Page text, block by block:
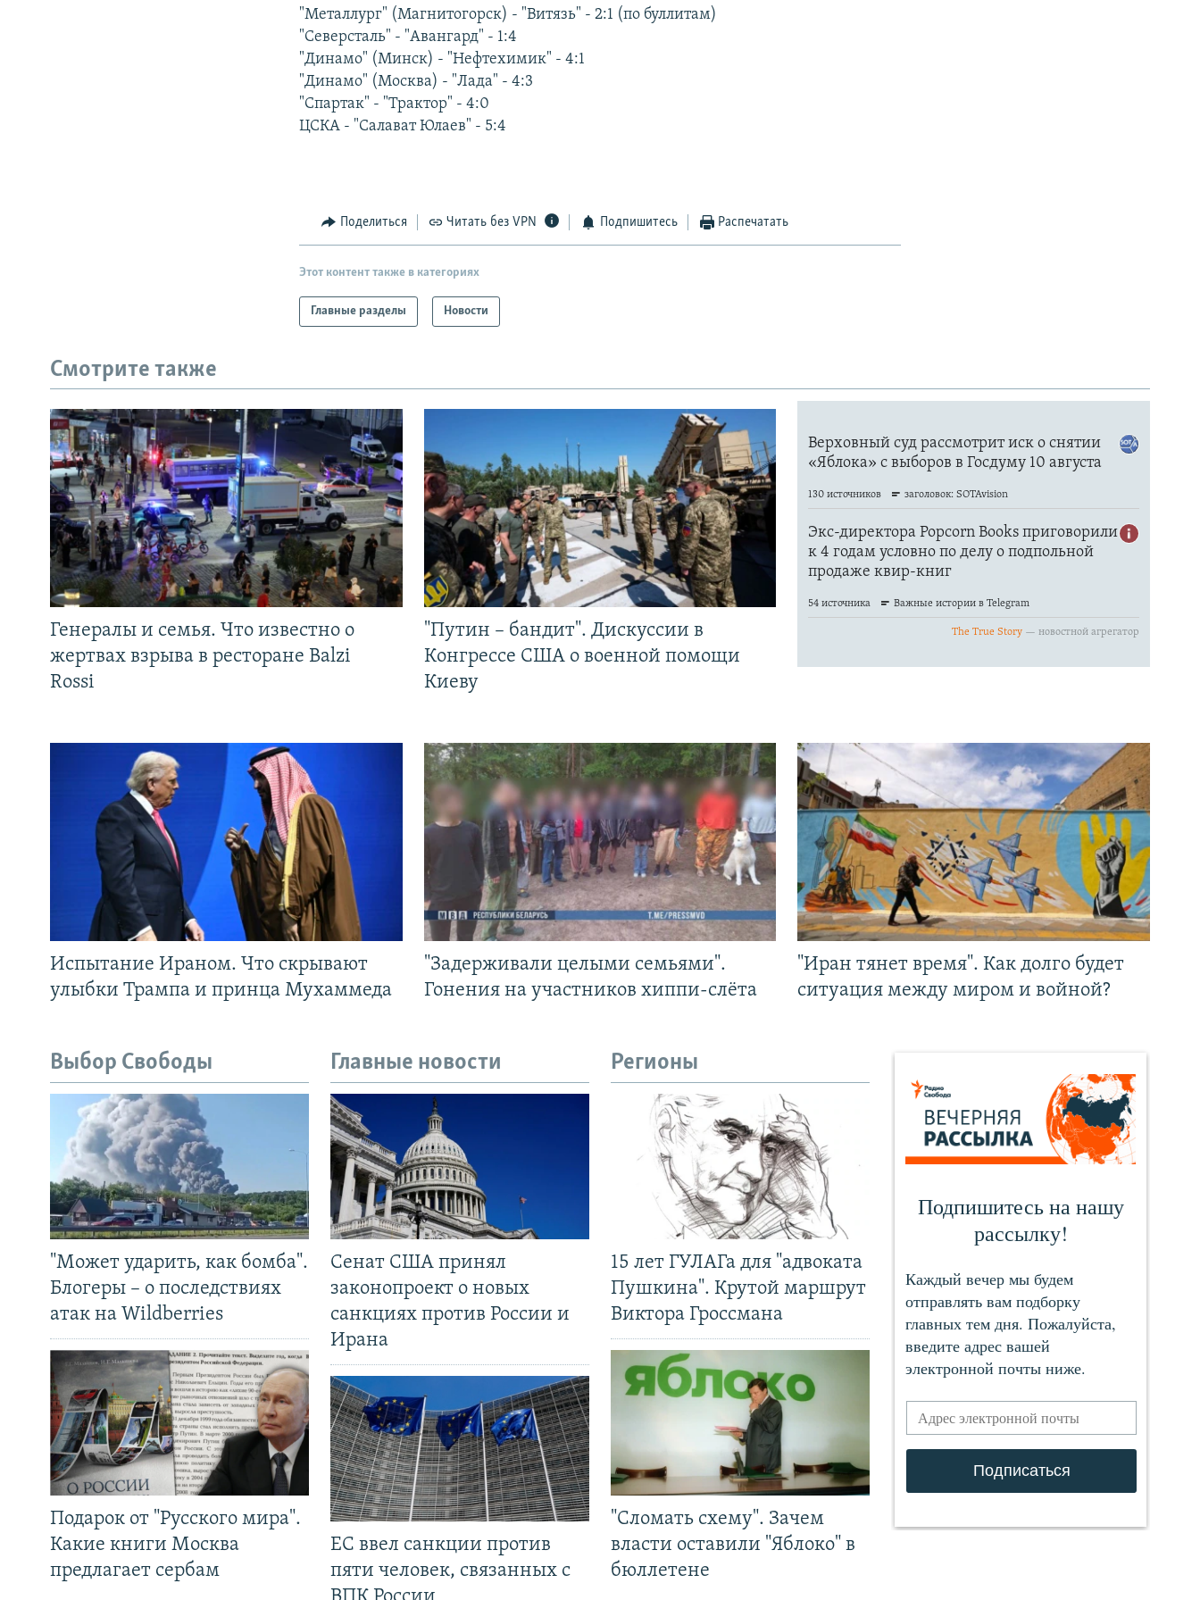
"Металлург" (Магнитогорск) - "Витязь" - 2:1 (по буллитам)
"Северсталь" - "Авангард" - 1:4
"Динамо" (Минск) - "Нефтехимик" - 4:1
"Динамо" (Москва) - "Лада" - 4:3
"Спартак" - "Трактор" - 4:0
ЦСКА - "Салават Юлаев" - 5:4
Поделиться Читать без VPN Подпишитесь Распечатать
Этот контент также в категориях
Главные разделы Новости
Смотрите также
Генералы и семья. Что известно о
жертвах взрыва в ресторане Balzi
Rossi
"Путин – бандит". Дискуссии в
Конгрессе США о военной помощи
Киеву
Испытание Ираном. Что скрывают
улыбки Трампа и принца Мухаммеда
"Задерживали целыми семьями".
Гонения на участников хиппи-слёта
"Иран тянет время". Как долго будет
ситуация между миром и войной?
Выбор Свободы
"Может ударить, как бомба".
Блогеры – о последствиях
атак на Wildberries
Подарок от "Русского мира".
Какие книги Москва
предлагает сербам
Главные новости
Сенат США принял
законопроект о новых
санкциях против России и
Ирана
ЕС ввел санкции против
пяти человек, связанных с
Регионы
15 лет ГУЛАГа для "адвоката
Пушкина". Крутой маршрут
Виктора Гроссмана
"Сломать схему". Зачем
власти оставили "Яблоко" в
бюллетене